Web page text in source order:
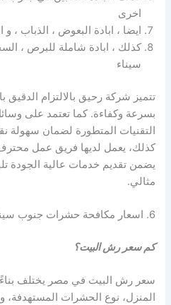
اخرى
ايضا ، ابادة البعوض ، الذباب
كذلك ، ابادة شاملة للبرص ،
سيناء
تتميز شركة رحيق بالالتزام الدقيق
بسرعة وكفاءة. كما تعتمد على
التقنيات المتطورة لضمان سهولة
كذلك، يعمل لديها فريق عمل
يضمن تقديم خدمات عالية الجودة
مثالي.
6. اسعار مكافحة حشرات جنوب سيناء
كم سعر رش البيت؟
سعر رش البيت في مصر يختلف
المنزل، نوع الحشرات المستهدفة،